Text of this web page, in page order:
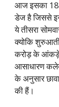
आज इसका 18
डेज है जिससे
ये तीसरा
क्योकि
करोड़ के आंकड़े
आसाधारण
के अनुसार
की हैं।